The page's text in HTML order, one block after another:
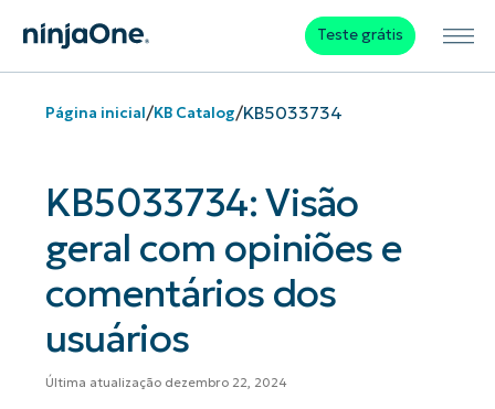
Teste grátis
Página inicial/KB Catalog/KB5033734
KB5033734: Visão
geral com opiniões e
comentários dos
usuários
Última atualização dezembro 22, 2024